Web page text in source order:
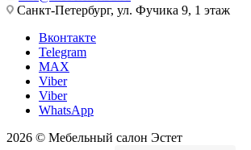
Санкт-Петербург, ул. Фучика 9, 1 этаж
Вконтакте
Telegram
MAX
Viber
Viber
WhatsApp
2026 © Мебельный салон Эстет